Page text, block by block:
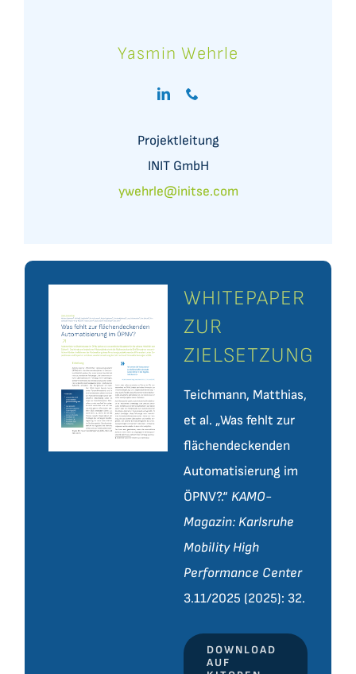
Yasmin Wehrle
Projektleitung
INIT GmbH
ywehrle@initse.com
WHITEPAPER
ZUR
ZIELSETZUNG
Teichmann, Matthias,
et al. „Was fehlt zur
flächendeckenden
Automatisierung im
ÖPNV?.“ KAMO-
Magazin: Karlsruhe
Mobility High
Performance Center
3.11/2025 (2025): 32.
DOWNLOAD
AUF